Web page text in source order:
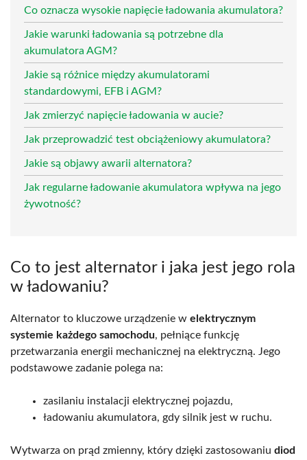
Co oznacza wysokie napięcie ładowania akumulatora?
Jakie warunki ładowania są potrzebne dla
akumulatora AGM?
Jakie są różnice między akumulatorami
standardowymi, EFB i AGM?
Jak zmierzyć napięcie ładowania w aucie?
Jak przeprowadzić test obciążeniowy akumulatora?
Jakie są objawy awarii alternatora?
Jak regularne ładowanie akumulatora wpływa na jego
żywotność?
Co to jest alternator i jaka jest jego rola
w ładowaniu?
Alternator to kluczowe urządzenie w elektrycznym
systemie każdego samochodu, pełniące funkcję
przetwarzania energii mechanicznej na elektryczną. Jego
podstawowe zadanie polega na:
zasilaniu instalacji elektrycznej pojazdu,
ładowaniu akumulatora, gdy silnik jest w ruchu.
Wytwarza on prąd zmienny, który dzięki zastosowaniu diod